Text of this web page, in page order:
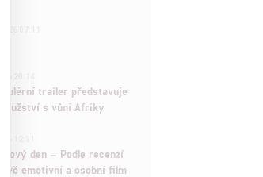
trailer představuje
s vůní Afriky
nový den – Podle recenzí
emotivní a osobní film